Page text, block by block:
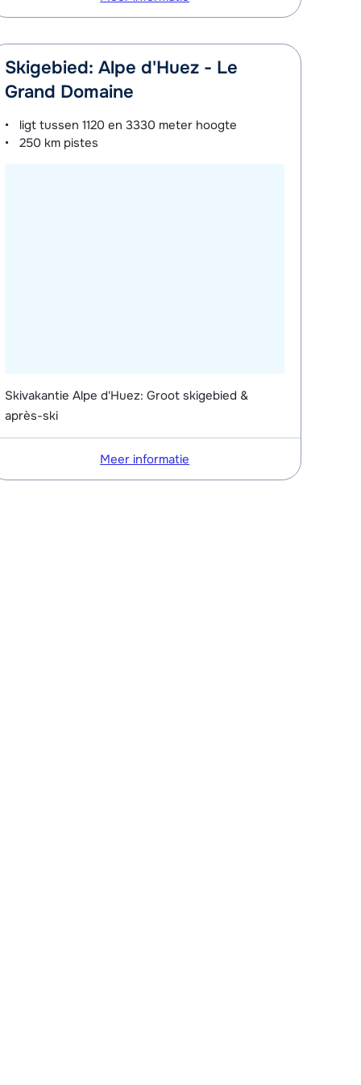
Skigebied: Alpe d'Huez - Le
Grand Domaine
ligt tussen1120 en 3330 meter hoogte
250 km pistes
Skivakantie Alpe d'Huez: Groot skigebied &
après-ski
Meer informatie